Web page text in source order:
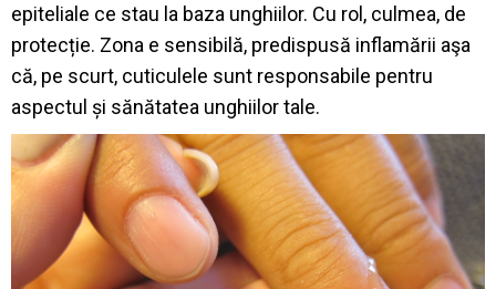
epiteliale ce stau la baza unghiilor. Cu rol, culmea, de
protecție. Zona e sensibilă, predispusă inflamării aşa
că, pe scurt, cuticulele sunt responsabile pentru
aspectul și sănătatea unghiilor tale.